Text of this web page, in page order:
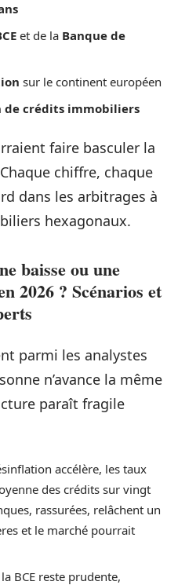
et de la Banque de
sur le continent européen
de crédits immobiliers
faire basculer la
chiffre, chaque
dans les arbitrages à
hexagonaux.
baisse ou une
2026 ? Scénarios et
parmi les analystes
n’avance la même
paraît fragile
accélère, les taux
des crédits sur vingt
rassurées, relâchent un
et le marché pourrait
la BCE reste prudente,